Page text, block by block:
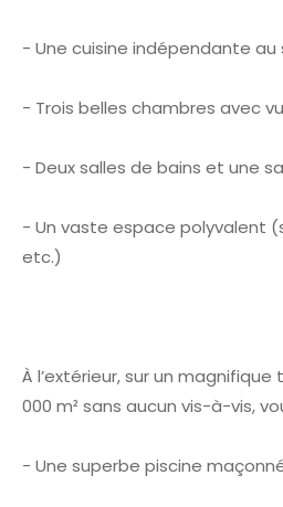
- Une cuisine indépendante au
- Trois belles chambres avec
- Deux salles de bains et une
- Un vaste espace polyvalent
etc.)
À l’extérieur, sur un
000 m² sans aucun vis-à-vis,
- Une superbe piscine